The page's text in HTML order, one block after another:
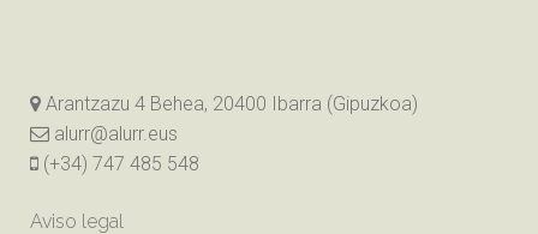
Arantzazu 4 Behea, 20400 Ibarra (Gipuzkoa)
alurr@alurr.eus
(+34) 747 485 548
Aviso legal